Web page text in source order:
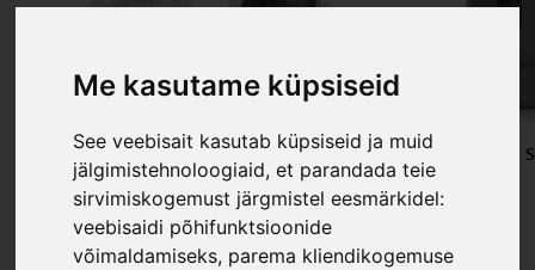
Me kasutame küpsiseid
See veebisait kasutab küpsiseid ja muid
jälgimistehnoloogiaid, et parandada teie
sirvimiskogemust järgmistel eesmärkidel:
veebisaidi põhifunktsioonide
võimaldamiseks, parema kliendikogemuse
Soola- ja pipraveski komplekt OMVENDT - valge
40,00 €
Elektrilised veskid
59,99 €